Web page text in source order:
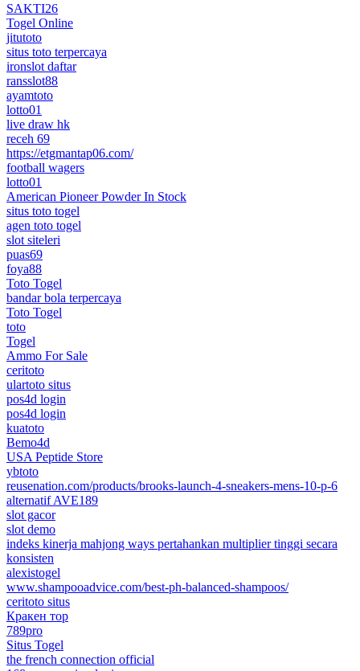
SAKTI26
Togel Online
jitutoto
situs toto terpercaya
ironslot daftar
ransslot88
ayamtoto
lotto01
live draw hk
receh 69
https://etgmantap06.com/
football wagers
lotto01
American Pioneer Powder In Stock
situs toto togel
agen toto togel
slot siteleri
puas69
foya88
Toto Togel
bandar bola terpercaya
Toto Togel
toto
Togel
Ammo For Sale
ceritoto
ulartoto situs
pos4d login
pos4d login
kuatoto
Bemo4d
USA Peptide Store
ybtoto
reusenation.com/products/brooks-launch-4-sneakers-mens-10-p-6
alternatif AVE189
slot gacor
slot demo
indeks kinerja mahjong ways pertahankan multiplier tinggi secara
konsisten
alexistogel
www.shampooadvice.com/best-ph-balanced-shampoos/
ceritoto situs
Кракен тор
789pro
Situs Togel
the french connection official